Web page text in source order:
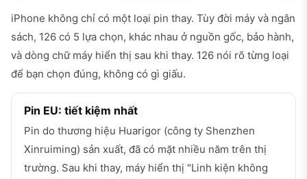
iPhone không chỉ có một loại pin thay. Tùy đời máy và ngân
sách, 126 có 5 lựa chọn, khác nhau ở nguồn gốc, bảo hành,
và dòng chữ máy hiển thị sau khi thay. 126 nói rõ từng loại
để bạn chọn đúng, không có gì giấu.
Pin EU: tiết kiệm nhất
Pin do thương hiệu Huarigor (công ty Shenzhen
Xinruiming) sản xuất, đã có mặt nhiều năm trên thị
trường. Sau khi thay, máy hiển thị "Linh kiện không